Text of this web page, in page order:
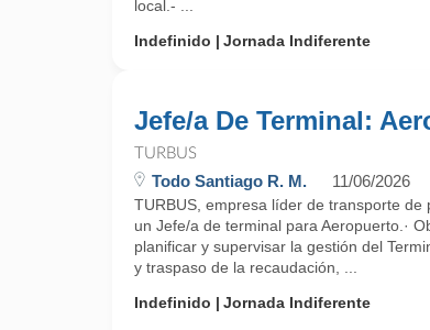
local.- ...
Indefinido
Jornada Indiferente
Jefe/a De Terminal:
TURBUS
Todo Santiago R. M. 11/06/2026
TURBUS, empresa líder de transporte de
un Jefe/a de terminal para Aeropuerto.·
planificar y supervisar la gestión del
y traspaso de la recaudación, ...
Indefinido
Jornada Indiferente